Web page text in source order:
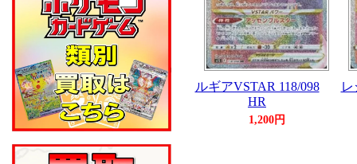
ルギアVSTAR 118/098
HR
1,200円